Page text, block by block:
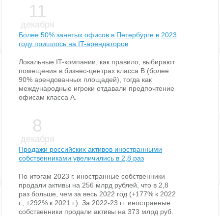
11
декабря
Более 50% занятых офисов в Петербурге в 2023
году пришлось на IT-арендаторов
Локальные IT-компании, как правило, выбирают
помещения в бизнес-центрах класса В (более
90% арендованных площадей), тогда как
международные игроки отдавали предпочтение
офисам класса А.
8
декабря
Продажи российских активов иностранными
собственниками увеличились в 2,8 раз
По итогам 2023 г. иностранные собственники
продали активы на 256 млрд рублей, что в 2,8
раз больше, чем за весь 2022 год (+177% к 2022
г., +292% к 2021 г.). За 2022-23 гг. иностранные
собственники продали активы на 373 млрд руб.